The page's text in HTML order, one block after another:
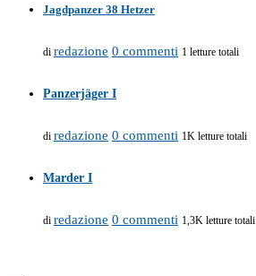
Jagdpanzer 38 Hetzer
di redazione 0 commenti 1 letture totali
Panzerjäger I
di redazione 0 commenti 1K letture totali
Marder I
di redazione 0 commenti 1,3K letture totali